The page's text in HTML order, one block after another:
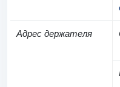
Адрес держателя